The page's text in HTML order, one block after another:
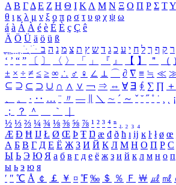
Α Β ΓΔ Ε Ζ Η Θ Ι ΚΛ Μ Ν Ξ Ο Π Ρ Σ ΤΥ
θ ι κ λ μ ν ξ ο π ρ σ τ υ φ χ ψ ω
á à Á À é è É È ç Ç ê
Ä Ö Ü ä ö ü ß
ִֶֹ ֻּ ׁׂ ר ק ף ך ל ח י ע כ ג ד ש ץ ת צ מ נ ה ב
‘ ’ “ ” 〔 〕 〈 〉 「 」 『 』 【 】 ＂ （
± × ÷ ≠ ≤ ≥ ∞ ∴ ♂ ♀ ∠ ⊥ ⌒ ∂ ∇ ≡ ≒ ≪
⊆ ⊇ ⊂ ⊃ ∪ ∩ ∧ ∨ ￢ ⇒ ⇔ ∀ ∃ ∮ ∑ ∏ ＋
、
。 · ‥ … ¨ 〃 ― ＼ ∼ ´ ～ ˇ ˘ ˝ ˚ ˙ ¸ ¡
；
？ ＾ ｀
½ ⅓ ⅔ ¼ ¾ ⅛ ⅜ ⅝ ⅞ ¹ ² ³ ⁴ ⁿ ₁ ₂ ₃ ₄
Æ Ð Ħ Ĳ Ł Ø Œ Þ Ŧ Ŋ æ đ ð ħ ı ĳ ĸ ŀ ł ø œ
А Б В Г Д Е Ё Ж З И Й К Л М Н О П Р С
Ы Ь Э Ю Я а б в г д е ё ж з и й к л м н о п
ы ь э ю я
′ ″ ℃ Å ￠ ￡ ￥ ¤ ℉ ‰ ＄ ％ Ｆ ￦ ㎕ ㎖